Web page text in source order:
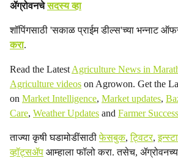
ॲग्रोवनचेसदस्य व्हा
शॉपिंगसाठी 'सकाळ प्राईम डील्स'च्या भन्नाट
करा.
Read the Latest Agriculture News in
Agriculture videos on Agrowon. Get the
on Market Intelligence, Market updates,
Care, Weather Updates and Farmer
ताज्या कृषी घडामोडींसाठीफेसबुक,ट्विटर,
व्हॉट्सॲप आम्हाला फॉलो करा. तसेच,